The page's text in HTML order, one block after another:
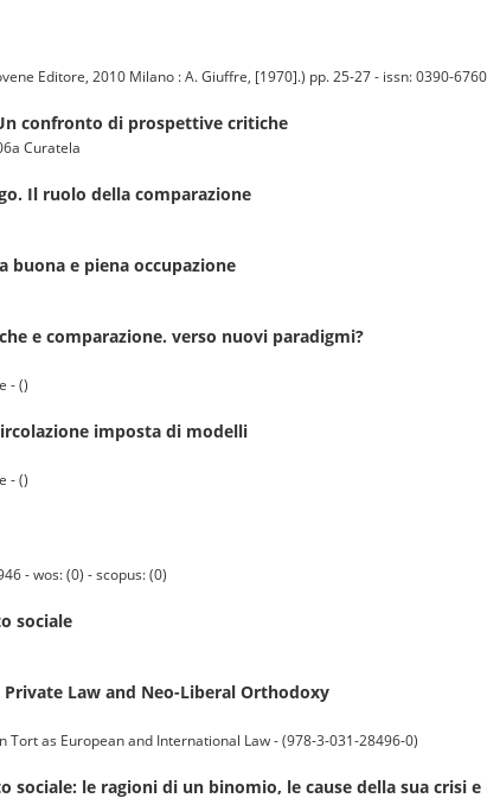
Editore, 2010 Milano : A. Giuffre, [1970].) pp. 25-27 - issn: 0390-
confronto di prospettive critiche
Curatela
Il ruolo della comparazione
buona e piena occupazione
e comparazione. verso nuovi paradigmi?
- ()
imposta di modelli
- ()
- wos: (0) - scopus: (0)
sociale
Law and Neo-Liberal Orthodoxy
as European and International Law - (978-3-031-28496-0)
le ragioni di un binomio, le cause della sua crisi